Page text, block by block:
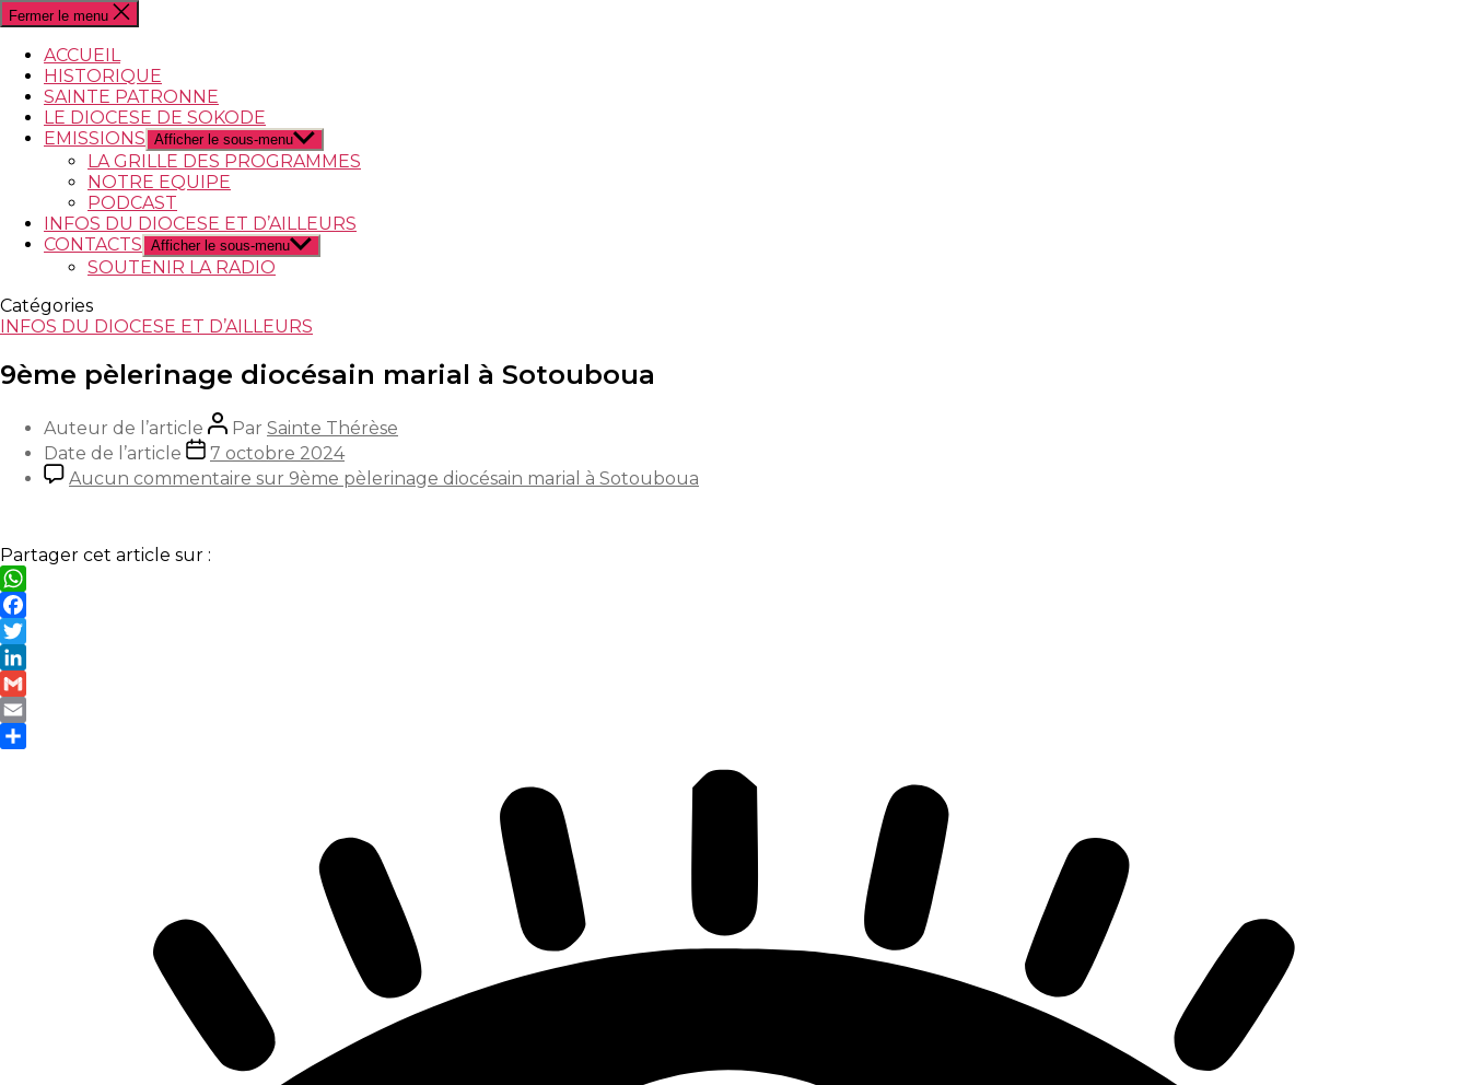
Fermer le menu
ACCUEIL
HISTORIQUE
SAINTE PATRONNE
LE DIOCESE DE SOKODE
EMISSIONS Afficher le sous-menu
LA GRILLE DES PROGRAMMES
NOTRE EQUIPE
PODCAST
INFOS DU DIOCESE ET D’AILLEURS
CONTACTS Afficher le sous-menu
SOUTENIR LA RADIO
Catégories
INFOS DU DIOCESE ET D’AILLEURS
9ème pèlerinage diocésain marial à Sotouboua
Auteur de l’article Par Sainte Thérèse
Date de l’article
7 octobre 2024
Aucun commentaire sur 9ème pèlerinage diocésain marial à Sotouboua
Partager cet article sur :
WhatsApp
Facebook
Twitter
LinkedIn
Gmail
Email